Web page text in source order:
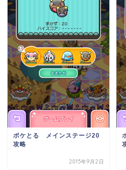
ポケとる メインステージ20
攻略
2015年9月2日